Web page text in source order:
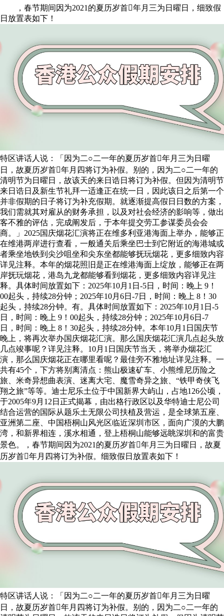
，春节期间因为2021的夏历岁首年月三为日曜日，细致假
日放置表如下！
特区讲话人说：「因为二○二一年的夏历岁首年月三为日曜
日，故夏历岁首年月四将订为补假。别的，因为二○二一年的
清明节为日曜日，故该天的来日诰日将订为补假。但因为清明节
来日诰日及新生节礼拜一适逢正在统一日，因此该日之后第一个
并非假期的日子将订为补充假期。就逐渐提高假日日数的方案，
我们需就其对雇从的财务承担，以及对社会经济的影响等，做出
客不雅的评估，完成阐发后，于本年提交劳工参谋委员会会
商。」2025国庆烟花汇演将正在维多利亚港海面上举办，能够正
在维港两岸进行查看，一般通关后乘坐巴士到它附近的海港城或
者乘坐地铁到尖沙咀坐和尖东坐都能够抚玩烟花，更多细致内容
详见注释。本年的烟花照旧是正在维港海面上绽放，能够正在两
岸抚玩烟花，港岛九龙都能够看到烟花，更多细致内容详见注
释。具体时间放置如下：2025年10月1日-5日，时间：晚上 9！
00起头，持续28分钟；2025年10月6日-7日，时间：晚上 8！30
起头，持续28分钟。有。具体时间放置如下：2025年10月1日-5
日，时间：晚上 9！00起头，持续28分钟；2025年10月6日-7
日，时间：晚上 8！30起头，持续28分钟。本年10月1日国庆节
晚上，将再次举办国庆烟花汇演。那么国庆烟花汇演几点起头放
几点竣事呢？详见注释。10月1日国庆节当天，将举办烟花汇
演，那么国庆烟花正在哪里看呢？最佳旁不雅地址详见注释。一
共有45个，下方将别离清点：熊山极速矿车、小熊维尼历险之
旅、米奇异想曲表演、迷离大宅、魔雪奇异之旅、“铁甲奇侠飞
翔之旅”等等。迪士尼乐土位于中国新界大屿山，占地126公顷，
于2005年9月12日正式揭幕，由出格行政区以及华特迪士尼公司
结合运营的国际从题乐土无限公司扶植及营运，是全球第五座、
亚洲第二座、中国梧桐山风光区临近深圳市区，面向广漠的大鹏
湾，和新界相连，溪水相通，登上梧桐山能够远眺深圳和的富贵
景色。，春节期间因为2021的夏历岁首年月三为日曜日，故夏
历岁首年月四将订为补假。细致假日放置表如下！
特区讲话人说：「因为二○二一年的夏历岁首年月三为日曜
日，故夏历岁首年月四将订为补假。别的，因为二○二一年的